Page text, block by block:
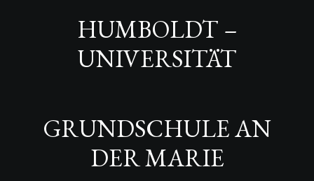
HUMBOLDT –
UNIVERSITÄT
GRUNDSCHULE AN
DER MARIE